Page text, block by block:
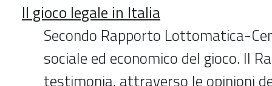
Il gioco legale in Italia
Secondo Rapporto Lottomatica-
sociale ed economico del gioco. Il
testimonia, attraverso le opinioni